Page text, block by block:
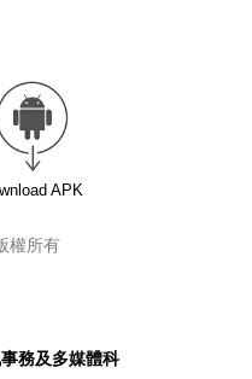
APK
權所有
務及多媒體科